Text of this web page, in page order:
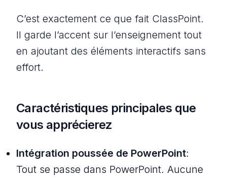
C’est exactement ce que fait ClassPoint.
Il garde l’accent sur l’enseignement tout
en ajoutant des éléments interactifs sans
effort.
Caractéristiques principales que
vous apprécierez
Intégration poussée de PowerPoint:
Tout se passe dans PowerPoint. Aucune